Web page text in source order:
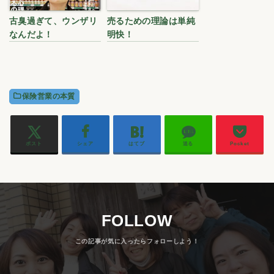
古臭過ぎて、ウンザリ
なんだよ！
売るための理論は単純
明快！
保険営業の本質
ポスト シェア はてブ 送る Pocket
FOLLOW